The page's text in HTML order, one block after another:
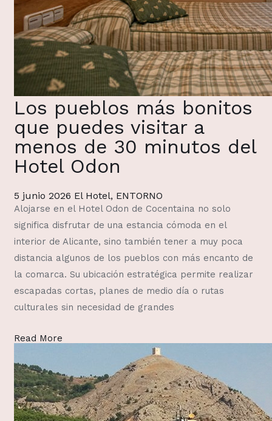
Los pueblos más bonitos
que puedes visitar a
menos de 30 minutos del
Hotel Odon
5 junio 2026 El Hotel, ENTORNO
Alojarse en el Hotel Odon de Cocentaina no solo
significa disfrutar de una estancia cómoda en el
interior de Alicante, sino también tener a muy poca
distancia algunos de los pueblos con más encanto de
la comarca. Su ubicación estratégica permite realizar
escapadas cortas, planes de medio día o rutas
culturales sin necesidad de grandes
Read More